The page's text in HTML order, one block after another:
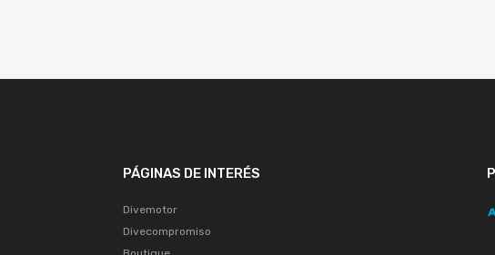
PÁGINAS DE INTERÉS
Divemotor
Divecompromiso